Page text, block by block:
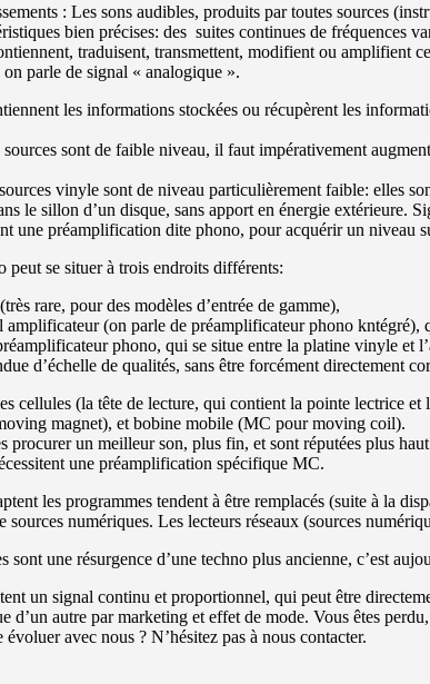
: Les sons audibles, produits par toutes sources
bien précises: des suites continues de fréquences
traduisent, transmettent, modifient ou amplifient
parle de signal « analogique ».
les informations stockées ou récupèrent les
sont de faible niveau, il faut impérativement
vinyle sont de niveau particulièrement faible: elles
le sillon d’un disque, sans apport en énergie extérieure.
une préamplification dite phono, pour acquérir un niveau
se situer à trois endroits différents:
rare, pour des modèles d’entrée de gamme),
amplificateur (on parle de préamplificateur phono kntégré),
phono, qui se situe entre la platine vinyle et
d’échelle de qualités, sans être forcément directement
cellules (la tête de lecture, qui contient la pointe lectrice
magnet), et bobine mobile (MC pour moving coil).
procurer un meilleur son, plus fin, et sont réputées plus
une préamplification spécifique MC.
les programmes tendent à être remplacés (suite à la
sources numériques. Les lecteurs réseaux (sources
sont une résurgence d’une techno plus ancienne, c’est
un signal continu et proportionnel, qui peut être
d’un autre par marketing et effet de mode. Vous êtes
avec nous ? N’hésitez pas à nous contacter.